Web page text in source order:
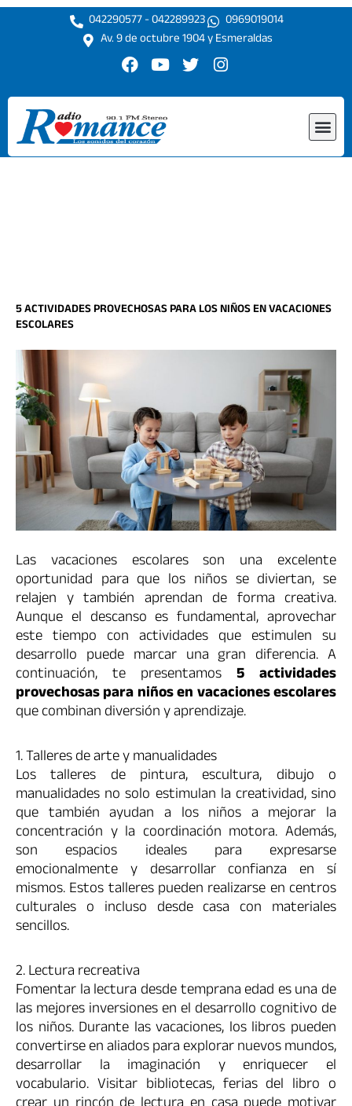
Ir
042290577 - 042289923
0969019014
Av. 9 de octubre 1904 y Esmeraldas
F
c
e
b
o
o
Y
u
t
u
b
e
T
i
r
I
s
r
5 ACTIVIDADES PROVECHOSAS PARA LOS NIÑOS EN VACACIONES
ESCOLARES
Las vacaciones escolares son una excelente
oportunidad para que los niños se diviertan, se
relajen y también aprendan de forma creativa.
Aunque el descanso es fundamental, aprovechar
este tiempo con actividades que estimulen su
desarrollo puede marcar una gran diferencia. A
continuación, te presentamos 5 actividades
provechosas para niños en vacaciones escolares
que combinan diversión y aprendizaje.
1. Talleres de arte y manualidades
Los talleres de pintura, escultura, dibujo o
manualidades no solo estimulan la creatividad, sino
que también ayudan a los niños a mejorar la
concentración y la coordinación motora. Además,
son espacios ideales para expresarse
emocionalmente y desarrollar confianza en sí
mismos. Estos talleres pueden realizarse en centros
culturales o incluso desde casa con materiales
sencillos.
2. Lectura recreativa
Fomentar la lectura desde temprana edad es una de
las mejores inversiones en el desarrollo cognitivo de
los niños. Durante las vacaciones, los libros pueden
convertirse en aliados para explorar nuevos mundos,
desarrollar la imaginación y enriquecer el
vocabulario. Visitar bibliotecas, ferias del libro o